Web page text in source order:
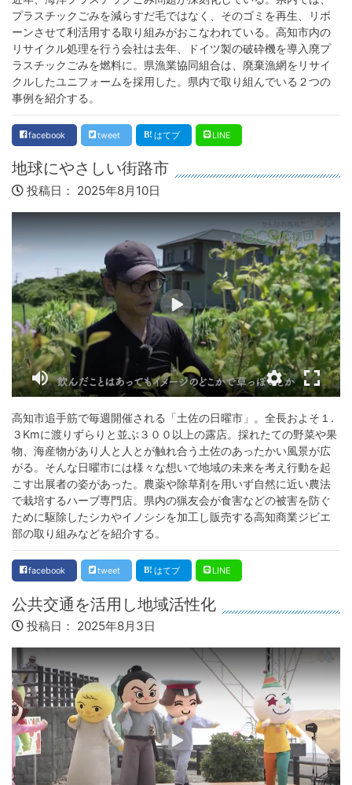
プラスチックごみを減らすだ毛ではなく、そのゴミを再生、リボ
ーンさせて利活用する取り組みがおこなわれている。高知市内の
リサイクル処理を行う会社は去年、ドイツ製の破砕機を導入廃プ
ラスチックごみを燃料に。県漁業協同組合は、廃棄漁網をリサイ
クルしたユニフォームを採用した。県内で取り組んでいる２つの
事例を紹介する。
facebook tweet はてブ LINE
地球にやさしい街路市
投稿日： 2025年8月10日
高知市追手筋で毎週開催される「土佐の日曜市」。全長およそ１.
３Kmに渡りずらりと並ぶ３００以上の露店。採れたての野菜や果
物、海産物があり人と人とが触れ合う土佐のあったかい風景が広
がる。そんな日曜市には様々な想いで地域の未来を考え行動を起
こす出展者の姿があった。農薬や除草剤を用いず自然に近い農法
で栽培するハーブ専門店。県内の猟友会が食害などの被害を防ぐ
ために駆除したシカやイノシシを加工し販売する高知商業ジビエ
部の取り組みなどを紹介する。
facebook tweet はてブ LINE
公共交通を活用し地域活性化
投稿日： 2025年8月3日